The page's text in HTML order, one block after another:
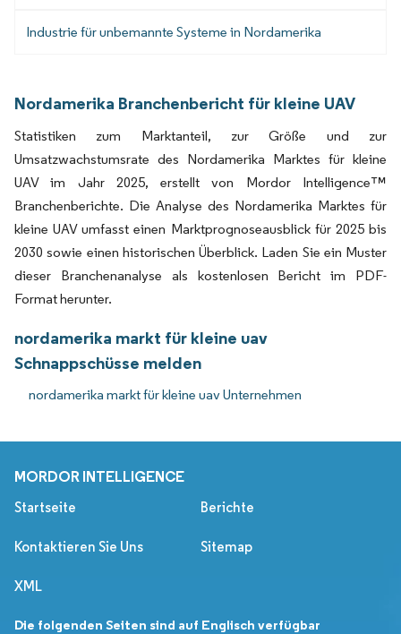
Industrie für unbemannte Systeme in Nordamerika
Nordamerika Branchenbericht für kleine UAV
Statistiken zum Marktanteil, zur Größe und zur
Umsatzwachstumsrate des Nordamerika Marktes für kleine
UAV im Jahr 2025, erstellt von Mordor Intelligence™
Branchenberichte. Die Analyse des Nordamerika Marktes für
kleine UAV umfasst einen Marktprognoseausblick für 2025 bis
2030 sowie einen historischen Überblick. Laden Sie ein Muster
dieser Branchenanalyse als kostenlosen Bericht im PDF-
Format herunter.
nordamerika markt für kleine uav
Schnappschüsse melden
nordamerika markt für kleine uav Unternehmen
MORDOR INTELLIGENCE
Startseite Berichte
Kontaktieren Sie Uns Sitemap
XML
Die folgenden Seiten sind auf Englisch verfügbar